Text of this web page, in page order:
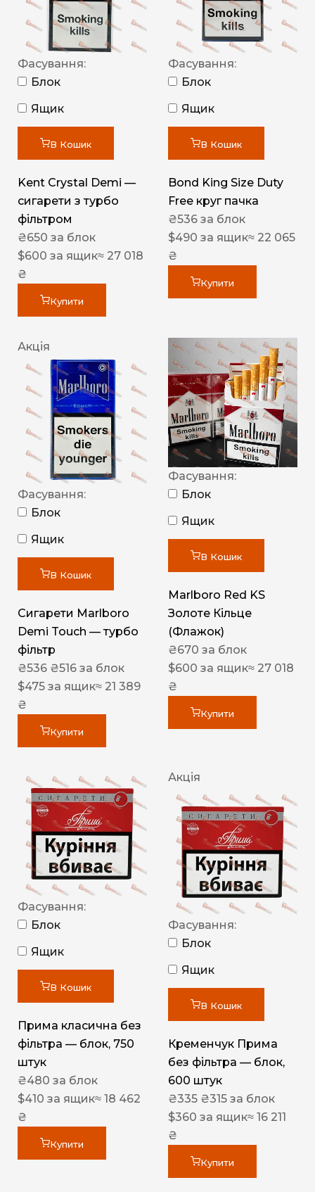
Фасування:
Блок
Ящик
В Кошик
Kent Crystal Demi —
сигарети з турбо
фільтром
₴650 за блок
$600 за ящик≈ 27 018
₴
Купити
Фасування:
Блок
Ящик
В Кошик
Bond King Size Duty
Free круг пачка
₴536 за блок
$490 за ящик≈ 22 065
₴
Купити
Акція
Фасування:
Блок
Ящик
В Кошик
Сигарети Marlboro
Demi Touch — турбо
фільтр
₴536 ₴516 за блок
$475 за ящик≈ 21 389
₴
Купити
Фасування:
Блок
Ящик
В Кошик
Marlboro Red KS
Золоте Кільце
(Флажок)
₴670 за блок
$600 за ящик≈ 27 018
₴
Купити
Фасування:
Блок
Ящик
В Кошик
Прима класична без
фільтра — блок, 750
штук
₴480 за блок
$410 за ящик≈ 18 462
₴
Купити
Акція
Фасування:
Блок
Ящик
В Кошик
Кременчук Прима
без фільтра — блок,
600 штук
₴335 ₴315 за блок
$360 за ящик≈ 16 211
₴
Купити